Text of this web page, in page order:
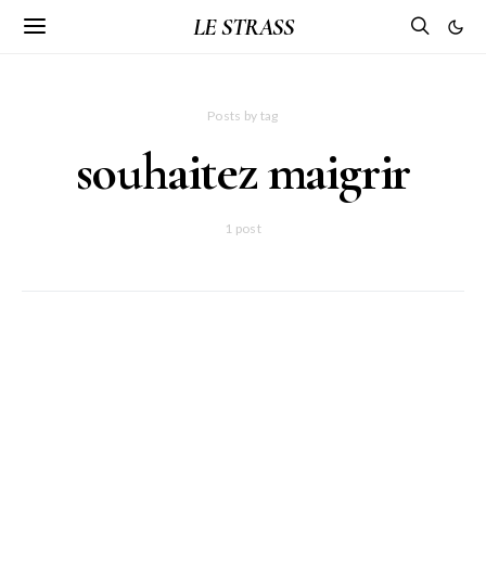
LE STRASS
Posts by tag
souhaitez maigrir
1 post